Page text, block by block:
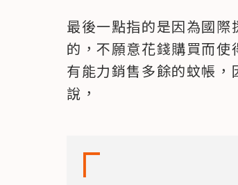
最後一點指的是因為國
的，不願意花錢購買而
有能力銷售多餘的蚊帳
說，